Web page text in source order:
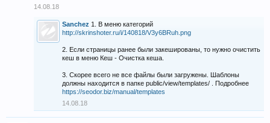
14.08.18
Sanchez 1. В меню категорий
http://skrinshoter.ru/i/140818/V3y6BRuh.png
2. Если страницы ранее были закешированы, то нужно очистить
кеш в меню Кеш - Очистка кеша.
3. Скорее всего не все файлы были загружены. Шаблоны
должны находится в папке public/view/templates/ . Подробнее
https://seodor.biz/manual/templates
14.08.18